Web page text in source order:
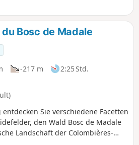
Bosc de Madale
-217 m
2:25 Std.
Sie verschiedene Facetten
den Wald Bosc de Madale
Landschaft der Colombières-